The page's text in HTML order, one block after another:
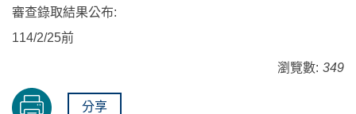
審查錄取結果公布:
114/2/25前
瀏覽數: 349
分享